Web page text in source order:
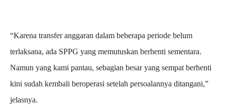
“Karena transfer anggaran dalam beberapa periode belum
terlaksana, ada SPPG yang memutuskan berhenti sementara.
Namun yang kami pantau, sebagian besar yang sempat berhenti
kini sudah kembali beroperasi setelah persoalannya ditangani,”
jelasnya.